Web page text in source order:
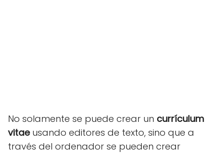
No solamente se puede crear un currículum
vitaeusando editores de texto, sino que a
través del ordenador se pueden crear